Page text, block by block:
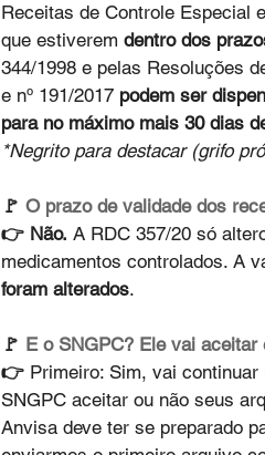
Receitas de Controle Especial
que estiverem dentro dos
344/1998 e pelas Resoluções
e nº 191/2017 podem ser
para no máximo mais 30 dias
*Negrito para destacar (grifo
🚩 O prazo de validade dos
👉 Não. A RDC 357/20 só
medicamentos controlados. A
foram alterados.
🚩 E o SNGPC? Ele vai
👉 Primeiro: Sim, vai
SNGPC aceitar ou não seus
Anvisa deve ter se preparado